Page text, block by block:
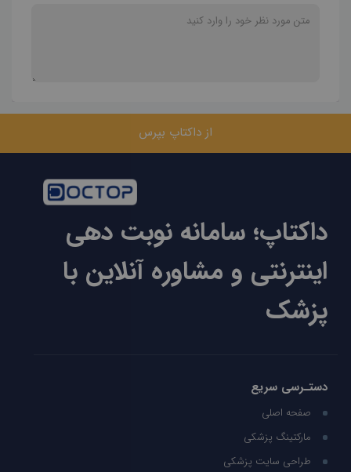
از داکتاپ بپرس
داکتاپ؛ سامانه نوبت دهی
اینترنتی و مشاوره آنلاین با
پزشک
دستـرسی سریع
صفحه اصلی
مارکتینگ پزشکی
طراحی سایت پزشکی